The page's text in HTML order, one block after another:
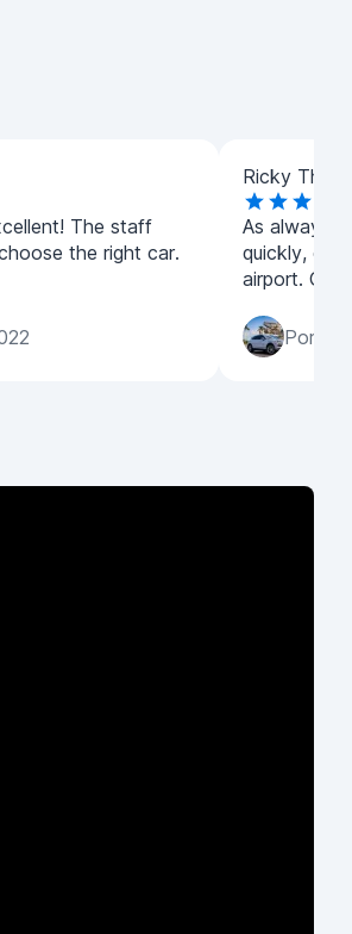
The staff
the right car.
Ricky
As always
quickly,
airport.